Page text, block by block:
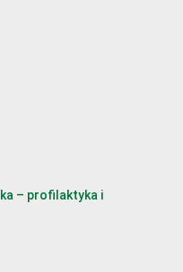
– profilaktyka i